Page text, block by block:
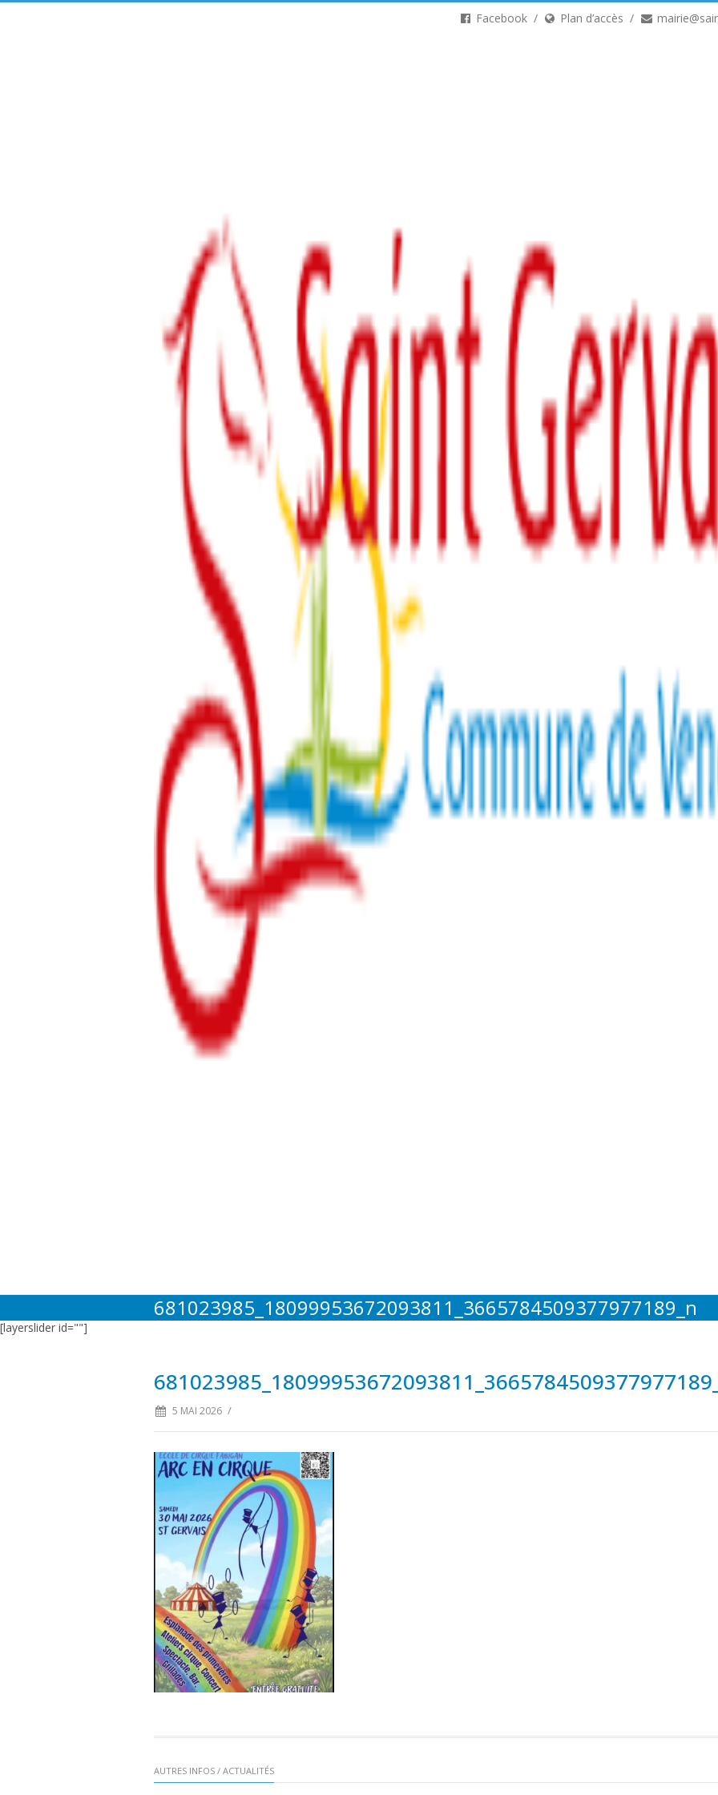
Facebook Plan d’accès
681023985_18099953672093811_3665784509377977189_n
[layerslider id=""]
5 MAI 2026 /
AUTRES INFOS / ACTUALITÉS